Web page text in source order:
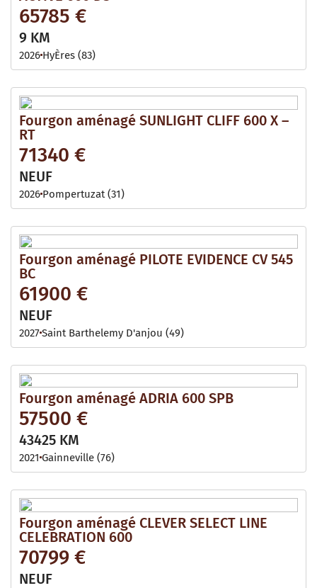
65785 €
9 KM
2026 HyÈres (83)
Fourgon aménagé SUNLIGHT CLIFF 600 X –
RT
71340 €
NEUF
2026 Pompertuzat (31)
Fourgon aménagé PILOTE EVIDENCE CV 545
BC
61900 €
NEUF
2027Saint Barthelemy D'anjou (49)
Fourgon aménagé ADRIA 600 SPB
57500 €
43425 KM
2021 Gainneville (76)
Fourgon aménagé CLEVER SELECT LINE
CELEBRATION 600
70799 €
NEUF